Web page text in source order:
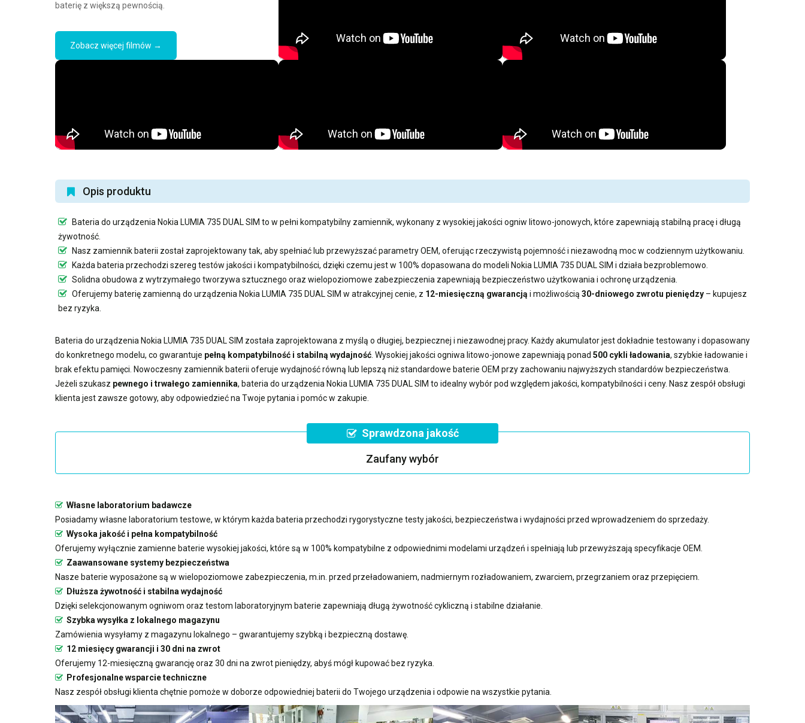
baterię z większą pewnością.
Zobacz więcej filmów →
Opis produktu
Bateria do urządzenia Nokia LUMIA 735 DUAL SIM to w pełni kompatybilny zamiennik, wykonany z wysokiej jakości ogniw litowo-jonowych, które zapewniają stabilną pracę i długą
żywotność.
Nasz zamiennik baterii został zaprojektowany tak, aby spełniać lub przewyższać parametry OEM, oferując rzeczywistą pojemność i niezawodną moc w codziennym użytkowaniu.
Każda bateria przechodzi szereg testów jakości i kompatybilności, dzięki czemu jest w 100% dopasowana do modeli Nokia LUMIA 735 DUAL SIM i działa bezproblemowo.
Solidna obudowa z wytrzymałego tworzywa sztucznego oraz wielopoziomowe zabezpieczenia zapewniają bezpieczeństwo użytkowania i ochronę urządzenia.
Oferujemy baterię zamienną do urządzenia Nokia LUMIA 735 DUAL SIM w atrakcyjnej cenie, z 12-miesięczną gwarancją i możliwością 30-dniowego zwrotu pieniędzy – kupujesz
bez ryzyka.
Bateria do urządzenia Nokia LUMIA 735 DUAL SIM została zaprojektowana z myślą o długiej, bezpiecznej i niezawodnej pracy. Każdy akumulator jest dokładnie testowany i dopasowany
do konkretnego modelu, co gwarantuje pełną kompatybilność i stabilną wydajność . Wysokiej jakości ogniwa litowo-jonowe zapewniają ponad 500 cykli ładowania, szybkie ładowanie i
brak efektu pamięci. Nowoczesny zamiennik baterii oferuje wydajność równą lub lepszą niż standardowe baterie OEM przy zachowaniu najwyższych standardów bezpieczeństwa.
Jeżeli szukasz pewnego i trwałego zamiennika, bateria do urządzenia Nokia LUMIA 735 DUAL SIM to idealny wybór pod względem jakości, kompatybilności i ceny. Nasz zespół obsługi
klienta jest zawsze gotowy, aby odpowiedzieć na Twoje pytania i pomóc w zakupie.
Sprawdzona jakość
Zaufany wybór
Własne laboratorium badawcze
Posiadamy własne laboratorium testowe, w którym każda bateria przechodzi rygorystyczne testy jakości, bezpieczeństwa i wydajności przed wprowadzeniem do sprzedaży.
Wysoka jakość i pełna kompatybilność
Oferujemy wyłącznie zamienne baterie wysokiej jakości, które są w 100% kompatybilne z odpowiednimi modelami urządzeń i spełniają lub przewyższają specyfikacje OEM.
Zaawansowane systemy bezpieczeństwa
Nasze baterie wyposażone są w wielopoziomowe zabezpieczenia, m.in. przed przeładowaniem, nadmiernym rozładowaniem, zwarciem, przegrzaniem oraz przepięciem.
Dłuższa żywotność i stabilna wydajność
Dzięki selekcjonowanym ogniwom oraz testom laboratoryjnym baterie zapewniają długą żywotność cykliczną i stabilne działanie.
Szybka wysyłka z lokalnego magazynu
Zamówienia wysyłamy z magazynu lokalnego – gwarantujemy szybką i bezpieczną dostawę.
12 miesięcy gwarancji i 30 dni na zwrot
Oferujemy 12-miesięczną gwarancję oraz 30 dni na zwrot pieniędzy, abyś mógł kupować bez ryzyka.
Profesjonalne wsparcie techniczne
Nasz zespół obsługi klienta chętnie pomoże w doborze odpowiedniej baterii do Twojego urządzenia i odpowie na wszystkie pytania.